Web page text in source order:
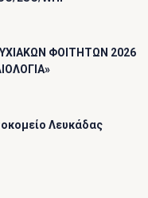
ΦΟΙΤΗΤΩΝ 2026
Λευκάδας